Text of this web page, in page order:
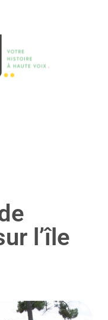
l’île